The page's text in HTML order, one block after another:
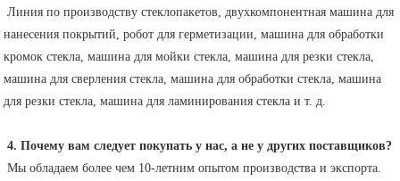
нанесения покрытий, робот для герметизации, машина для обработки
кромок стекла, машина для мойки стекла, машина для резки стекла,
машина для сверления стекла, машина для обработки стекла, машина
для резки стекла, машина для ламинирования стекла и т. д.
4. Почему вам следует покупать у нас, а не у других поставщиков?